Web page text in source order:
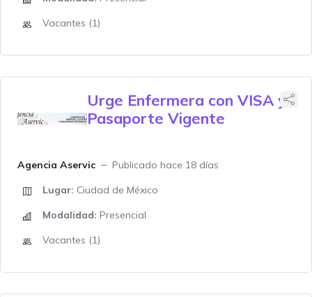
Vacantes (1)
Urge Enfermera con VISA y
Pasaporte Vigente
Agencia Aservic
Publicado hace 18 días
Lugar: Ciudad de México
Modalidad: Presencial
Vacantes (1)